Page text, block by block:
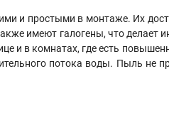
и простыми в монтаже. Их
имеют галогены, что делает
и в комнатах, где есть
потока воды. Пыль не